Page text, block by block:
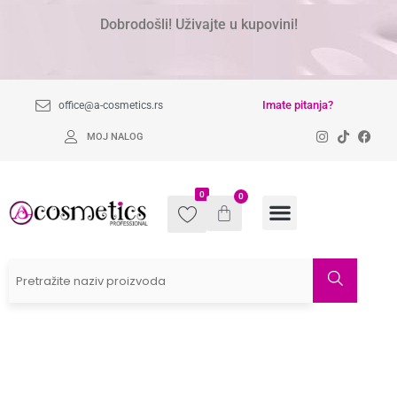
Dobrodošli! Uživajte u kupovini!
office@a-cosmetics.rs Imate pitanja?
MOJ NALOG
0 0